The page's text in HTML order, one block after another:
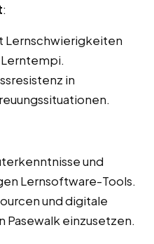
:
Lernschwierigkeiten
in
und
Lernsoftware-Tools.
und digitale
Pasewalk einzusetzen.